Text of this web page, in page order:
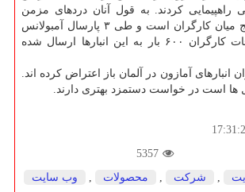
راهپیمایی كردند. به قول آنان دردهای مزمن
یكی از شكایات رایج میان كارگران است و طی ۳ پارسال آمبولانس
برای بررسی جراحات كارگران ۶۰۰ بار به این انبارها ارسال شده
انبارهای آمازون در آلمان باز اعتراض كرده اند.
ها است در خواست دستمزد بهتری دارند.
5357
, شركت , محصولات , وب سایت